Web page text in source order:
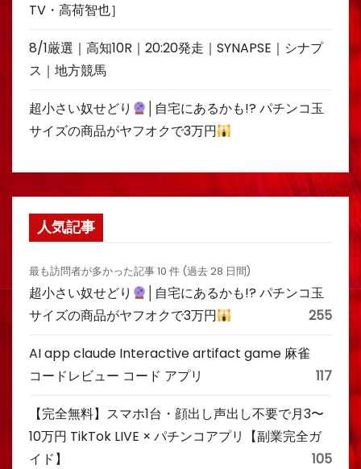
TV・高荷智也］
8/1厳選｜高知10R｜20:20発走｜SYNAPSE｜シナプ
ス｜地方競馬
超小さい奴せどり
│自宅にあるかも!? パチンコ玉
サイズの商品がヤフオクで3万円
人気記事
最も訪問者が多かった記事 10 件 (過去 28 日間)
超小さい奴せどり
│自宅にあるかも!? パチンコ玉
サイズの商品がヤフオクで3万円
255
AI app claude Interactive artifact game 麻雀
コードレビュー コード アプリ
117
【完全無料】スマホ1台・顔出し声出し不要で月3〜
10万円 TikTok LIVE × パチンコアプリ【副業完全ガ
イド】
105